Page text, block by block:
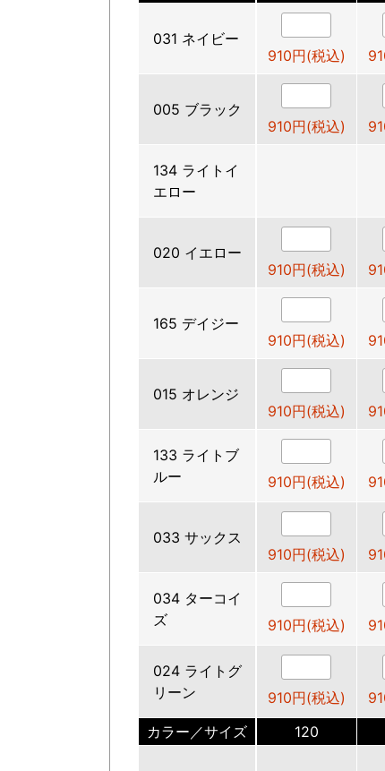
031 ネイビー
910円(税込)
005 ブラック
910円(税込)
134 ライトイ
エロー
020 イエロー
910円(税込)
165 デイジー
910円(税込)
015 オレンジ
910円(税込)
133 ライトブ
ルー
910円(税込)
033 サックス
910円(税込)
034 ターコイ
ズ
910円(税込)
024 ライトグ
リーン
910円(税込)
カラー／サイズ
120